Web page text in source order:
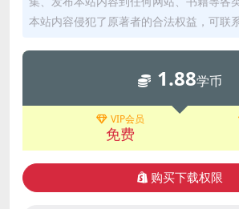
本站内容侵犯了原著者的合法权益，可联
1.88学币
VIP会员
免费
购买下载权限